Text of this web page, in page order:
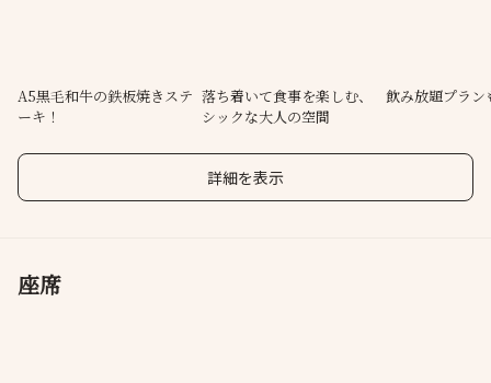
A5黒毛和牛の鉄板焼きステ
ーキ！
落ち着いて食事を楽しむ、
シックな大人の空間
飲み放題プラン
詳細を表示
座席